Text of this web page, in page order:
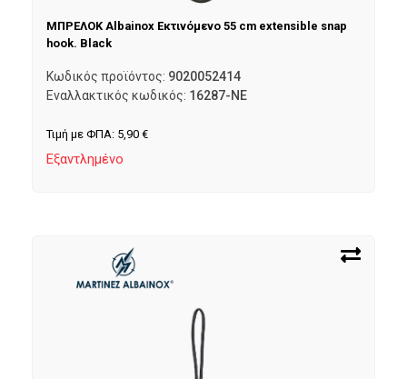
ΜΠΡΕΛΟΚ Albainox Εκτινόμενο 55 cm extensible snap
hook. Black
Κωδικός προϊόντος: 9020052414
Εναλλακτικός κωδικός: 16287-NE
Τιμή με ΦΠΑ: 5,90 €
Εξαντλημένο